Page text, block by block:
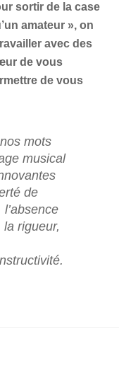
sortir de la case
amateur », on
avec des
de vous
de vous
mots
musical
de
rigueur,